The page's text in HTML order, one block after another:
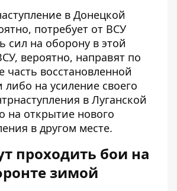
в Донецкой
потребует от ВСУ
сил на оборону в этой
вероятно, направят по
часть восстановленной
на усиление своего
в Луганской
на открытие нового
в другом месте.
проходить бои на
зимой